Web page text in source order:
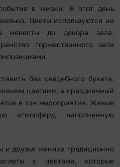
в жизни. В этот день
Цветы используются на
невесты до декора зала.
торжественного зала
без свадебного букета.
цветами, а праздничный
в тон мероприятия. Живые
атмосферу, наполненную
и друзья жениха традиционно
с цветами, которые